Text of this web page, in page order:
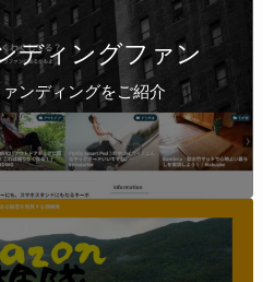
ディングファン
ンディングをご紹介